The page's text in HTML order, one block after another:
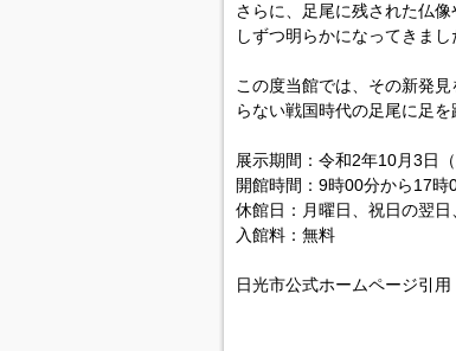
さらに、足尾に残された仏
しずつ明らかになってきまし
この度当館では、その新発
らない戦国時代の足尾に足を
展示期間：令和2年10月3日
開館時間：9時00分から17時
休館日：月曜日、祝日の翌
入館料：無料
日光市公式ホームページ引用